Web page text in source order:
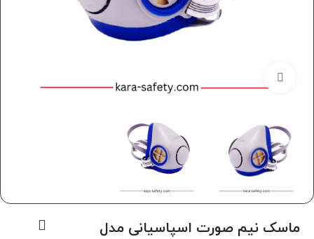
ماسک نیم صورت اسپاسیانی مدل